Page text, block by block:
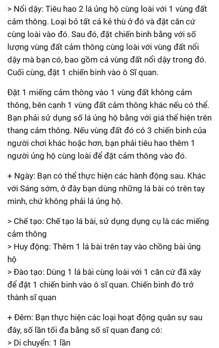
> Nổi dậy: Tiêu hao 2 lá ủng hộ cùng loài với 1 vùng đất
cảm thông. Loại bỏ tất cả kẻ thù ở đó và đặt căn cứ
cùng loài vào đó. Sau đó, đặt chiến binh bằng với số
lượng vùng đất cảm thông cùng loài với vùng đất nổi
dậy mà bạn có, bao gồm cả vùng đất nổi dậy trong đó.
Cuối cùng, đặt 1 chiến binh vào ô Sĩ quan.
Đặt 1 miếng cảm thông vào 1 vùng đất không cảm
thông, bên cạnh 1 vùng đất cảm thông khác nếu có thể.
Bạn phải sử dụng số lá ủng hộ bằng với giá thể hiện trên
thang cảm thông. Nếu vùng đất đó có 3 chiến binh của
người chơi khác hoặc hơn, bạn phải tiêu hao thêm 1
người ủng hộ cùng loài để đặt cảm thông vào đó.
+ Ngày: Bạn có thể thực hiện các hành động sau. Khác
với Sáng sớm, ở đây bạn dùng những lá bài có trên tay
mình, chứ không phải lá ủng hộ.
> Chế tạo: Chế tạo lá bài, sử dụng dụng cụ là các miếng
cảm thông
> Huy động: Thêm 1 lá bài trên tay vào chồng bài ủng
hộ
> Đào tạo: Dùng 1 lá bài cùng loài với 1 căn cứ đã xây
để đặt 1 chiến binh vào ô sĩ quan. Chiến binh đó trở
thành sĩ quan
+ Đêm: Bạn thực hiện các loại hoạt động quân sự sau
đây, số lần tối đa bằng số sĩ quan đang có:
> Di chuyển: 1 lần